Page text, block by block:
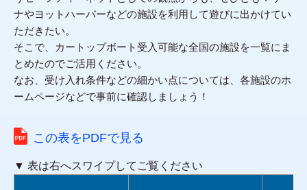
ナやヨットハーバーなどの施設を利用して遊びに出かけてい
ただきたい。
そこで、カートップボート受入可能な全国の施設を一覧にま
とめたのでご活用ください。
なお、受け入れ条件などの細かい点については、各施設のホ
ームページなどで事前に確認しましょう！
この表をPDFで見る
▼ 表は右へスワイプしてご覧ください